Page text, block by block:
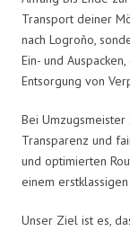
Transport deiner
nach Logroño,
Ein- und
Entsorgung von
Bei
Transparenz und
und optimierten
einem
Unser Ziel ist es,